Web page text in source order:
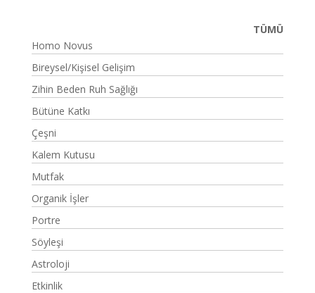
TÜMÜ
Homo Novus
Bireysel/Kişisel Gelişim
Zihin Beden Ruh Sağlığı
Bütüne Katkı
Çeşni
Kalem Kutusu
Mutfak
Organik İşler
Portre
Söyleşi
Astroloji
Etkinlik